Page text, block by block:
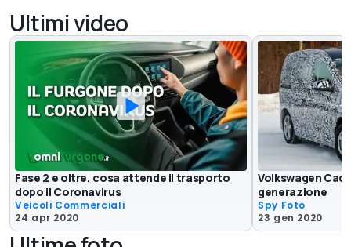
Ultimi video
Fase 2 e oltre, cosa attende il trasporto
dopo il Coronavirus
Veicoli Commerciali
24 apr 2020
Volkswagen
generazione
Spy Foto
23 gen 2020